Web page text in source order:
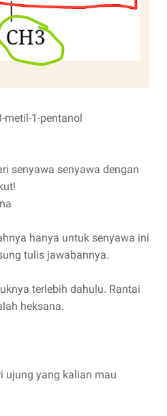
metil-1-pentanol
senyawa senyawa dengan
hanya untuk senyawa ini
tulis jawabannya.
terlebih dahulu. Rantai
heksana.
ujung yang kalian mau